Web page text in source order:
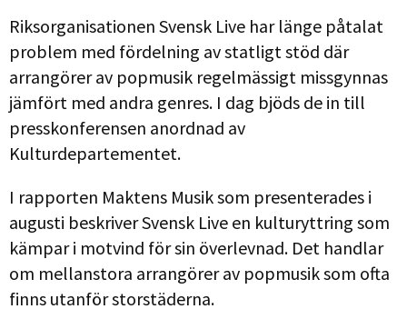
Riksorganisationen Svensk Live har länge påtalat
problem med fördelning av statligt stöd där
arrangörer av popmusik regelmässigt missgynnas
jämfört med andra genres. I dag bjöds de in till
presskonferensen anordnad av
Kulturdepartementet.
I rapporten Maktens Musik som presenterades i
augusti beskriver Svensk Live en kulturyttring som
kämpar i motvind för sin överlevnad. Det handlar
om mellanstora arrangörer av popmusik som ofta
finns utanför storstäderna.